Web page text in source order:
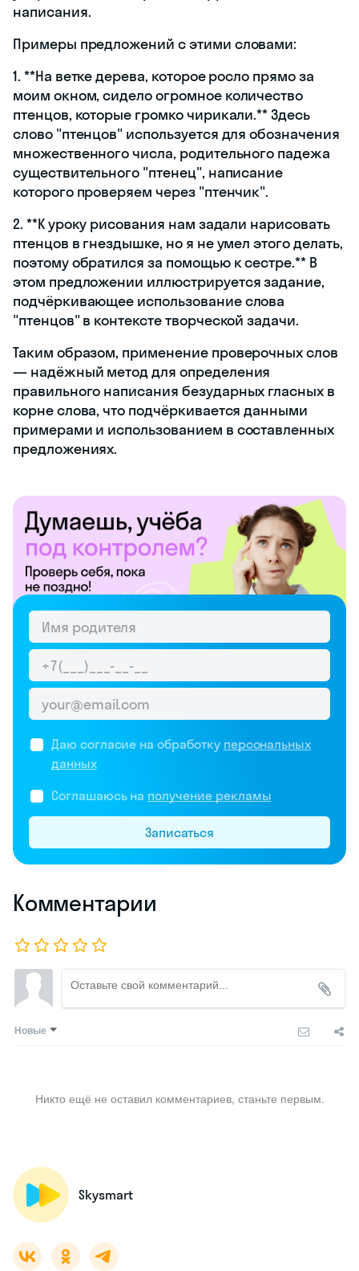
написания.
Примеры предложений с этими словами:
1. **На ветке дерева, которое росло прямо за
моим окном, сидело огромное количество
птенцов, которые громко чирикали.** Здесь
слово "птенцов" используется для обозначения
множественного числа, родительного падежа
существительного "птенец", написание
которого проверяем через "птенчик".
2. **К уроку рисования нам задали нарисовать
птенцов в гнездышке, но я не умел этого делать,
поэтому обратился за помощью к сестре.** В
этом предложении иллюстрируется задание,
подчёркивающее использование слова
"птенцов" в контексте творческой задачи.
Таким образом, применение проверочных слов
— надёжный метод для определения
правильного написания безударных гласных в
корне слова, что подчёркивается данными
примерами и использованием в составленных
предложениях.
Даю согласие на обработку персональных
данных
Соглашаюсь на получение рекламы
Записаться
Комментарии
Новые
Никто ещё не оставил комментариев, станьте первым.
Skysmart